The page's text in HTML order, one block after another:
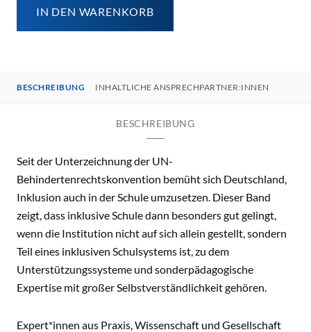
IN DEN WARENKORB
BESCHREIBUNG INHALTLICHE ANSPRECHPARTNER:INNEN
BESCHREIBUNG
Seit der Unterzeichnung der UN-
Behindertenrechtskonvention bemüht sich Deutschland,
Inklusion auch in der Schule umzusetzen. Dieser Band
zeigt, dass inklusive Schule dann besonders gut gelingt,
wenn die Institution nicht auf sich allein gestellt, sondern
Teil eines inklusiven Schulsystems ist, zu dem
Unterstützungssysteme und sonderpädagogische
Expertise mit großer Selbstverständlichkeit gehören.
Expert*innen aus Praxis, Wissenschaft und Gesellschaft